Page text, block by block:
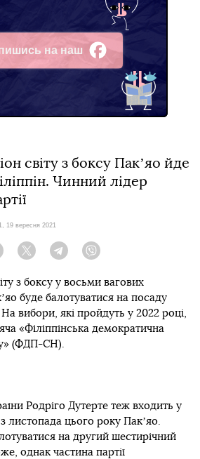
на наш
світу з боксу Пакʼяо йде
Чинний лідер
19 вересня 2021
Facebook Twitter Telegram
з боксу у восьми вагових
буде балотуватися на посаду
вибори, які пройдуть у 2022 році,
«Філіппінська демократична
(ФДП-СН).
Родріго Дутерте теж входить у
цього року Пакʼяо.
на другий шестирічний
однак частина партії